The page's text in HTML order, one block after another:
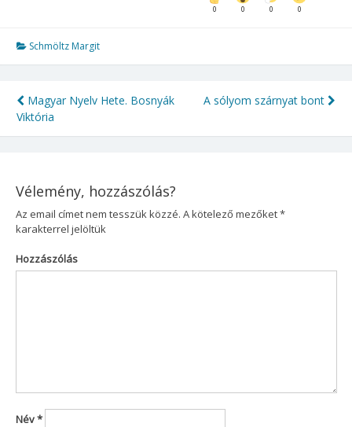
0 0 0 0
Schmöltz Margit
Bejegyzés
navigáció
Magyar Nyelv Hete. Bosnyák
Viktória
A sólyom szárnyat bont
Vélemény, hozzászólás?
Az email címet nem tesszük közzé. A kötelező mezőket*
karakterrel jelöltük
Hozzászólás
Név*